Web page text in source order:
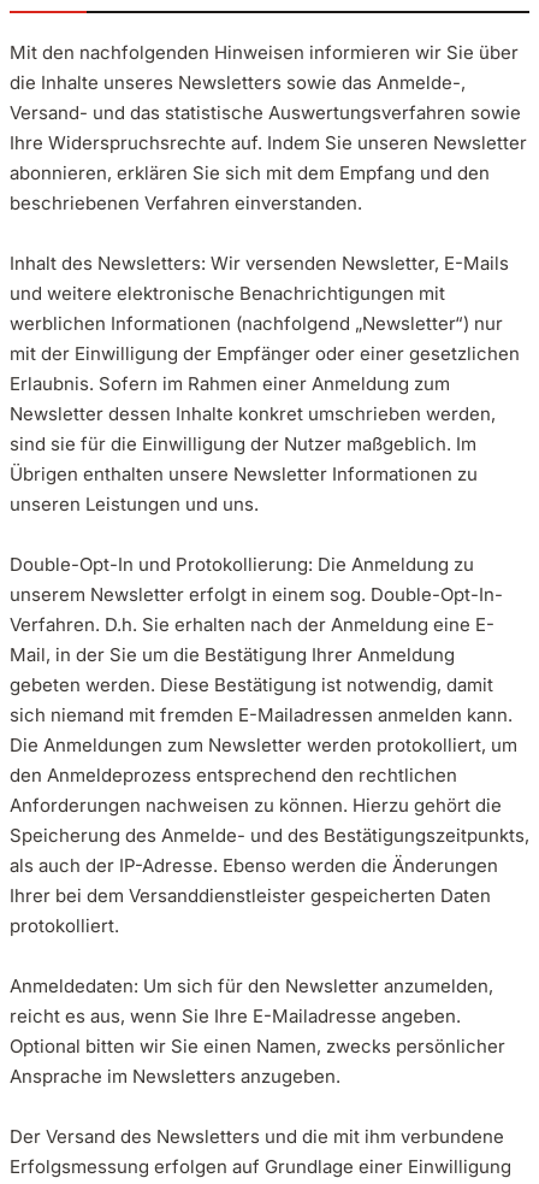
Mit den nachfolgenden Hinweisen informieren wir Sie über
die Inhalte unseres Newsletters sowie das Anmelde-,
Versand- und das statistische Auswertungsverfahren sowie
Ihre Widerspruchsrechte auf. Indem Sie unseren Newsletter
abonnieren, erklären Sie sich mit dem Empfang und den
beschriebenen Verfahren einverstanden.
Inhalt des Newsletters: Wir versenden Newsletter, E-Mails
und weitere elektronische Benachrichtigungen mit
werblichen Informationen (nachfolgend „Newsletter“) nur
mit der Einwilligung der Empfänger oder einer gesetzlichen
Erlaubnis. Sofern im Rahmen einer Anmeldung zum
Newsletter dessen Inhalte konkret umschrieben werden,
sind sie für die Einwilligung der Nutzer maßgeblich. Im
Übrigen enthalten unsere Newsletter Informationen zu
unseren Leistungen und uns.
Double-Opt-In und Protokollierung: Die Anmeldung zu
unserem Newsletter erfolgt in einem sog. Double-Opt-In-
Verfahren. D.h. Sie erhalten nach der Anmeldung eine E-
Mail, in der Sie um die Bestätigung Ihrer Anmeldung
gebeten werden. Diese Bestätigung ist notwendig, damit
sich niemand mit fremden E-Mailadressen anmelden kann.
Die Anmeldungen zum Newsletter werden protokolliert, um
den Anmeldeprozess entsprechend den rechtlichen
Anforderungen nachweisen zu können. Hierzu gehört die
Speicherung des Anmelde- und des Bestätigungszeitpunkts,
als auch der IP-Adresse. Ebenso werden die Änderungen
Ihrer bei dem Versanddienstleister gespeicherten Daten
protokolliert.
Anmeldedaten: Um sich für den Newsletter anzumelden,
reicht es aus, wenn Sie Ihre E-Mailadresse angeben.
Optional bitten wir Sie einen Namen, zwecks persönlicher
Ansprache im Newsletters anzugeben.
Der Versand des Newsletters und die mit ihm verbundene
Erfolgsmessung erfolgen auf Grundlage einer Einwilligung